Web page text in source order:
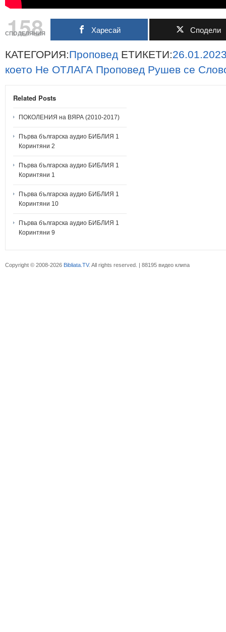
158
СПОДЕЛЯНИЯ Харесай Сподели
КАТЕГОРИЯ:Проповед ЕТИКЕТИ:
което Не ОТЛАГА Проповед Рушев се
Related Posts
ПОКОЛЕНИЯ на ВЯРА (2010-2017)
Първа българска аудио БИБЛИЯ 1
Коринтяни 2
Първа българска аудио БИБЛИЯ 1
Коринтяни 1
Първа българска аудио БИБЛИЯ 1
Коринтяни 10
Първа българска аудио БИБЛИЯ 1
Коринтяни 9
Copyright © 2008-2026 Bibliata.TV. All rights reserved. | 88195 видео клипа